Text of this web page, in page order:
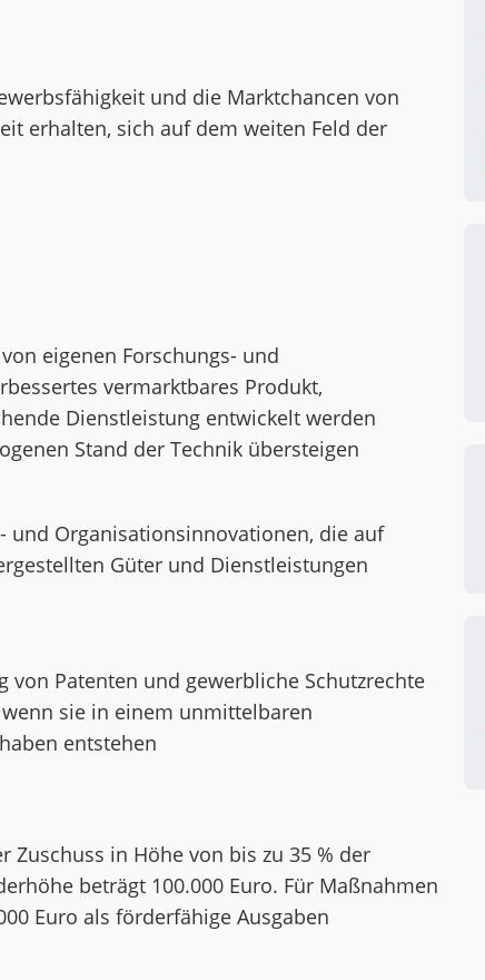
und die Marktchancen von
erhalten, sich auf dem weiten Feld der
eigenen Forschungs- und
vermarktbares Produkt,
Dienstleistung entwickelt werden
Stand der Technik übersteigen
und Organisationsinnovationen, die auf
Güter und Dienstleistungen
Patenten und gewerbliche Schutzrechte
sie in einem unmittelbaren
entstehen
in Höhe von bis zu 35 % der
beträgt 100.000 Euro. Für Maßnahmen
Euro als förderfähige Ausgaben